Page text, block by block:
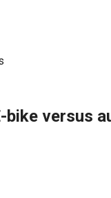
bike versus